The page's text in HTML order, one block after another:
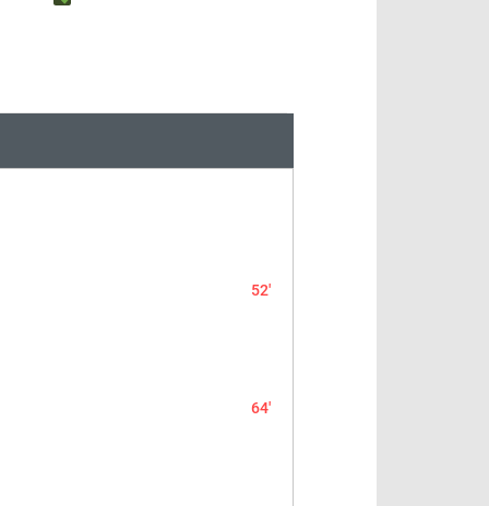
52'
64'